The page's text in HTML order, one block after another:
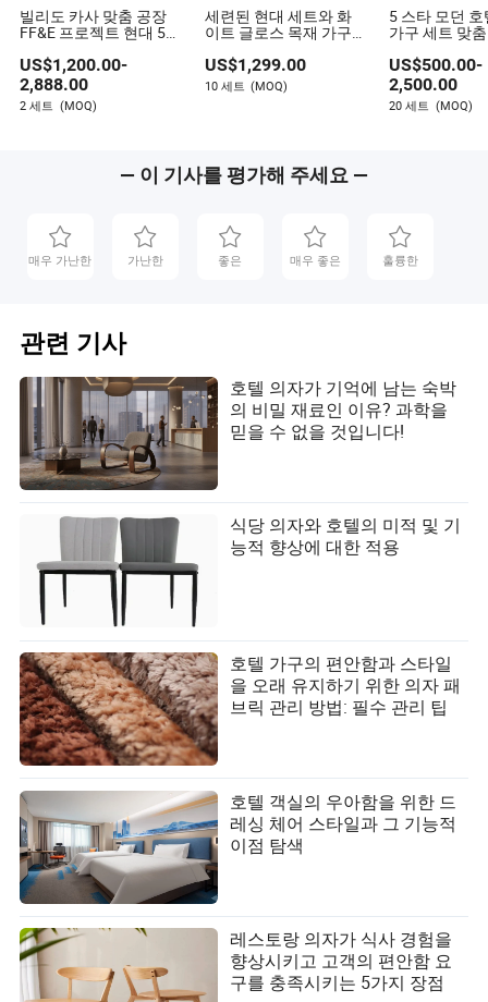
빌리도 카사 맞춤 공장
FF&E 프로젝트 현대 5
이디어 고급 인테리어
디자인 나무 침실 세트
가구 환대 리조트 빌라
아파트
US$1,200.00-
2,888.00
2 세트 (MOQ)
세련된 현대 세트와 화
이트 글로스 목재 가구
US$1,299.00
10 세트 (MOQ)
5 스타 모던
가구 세트 맞
구 포산 제조
US$500.00-
2,500.00
20 세트 (MOQ)
— 이 기사를 평가해 주세요 —
매우 가난한 가난한 좋은 매우 좋은 훌륭한
관련 기사
호텔 의자가 기억에 남는 숙박
의 비밀 재료인 이유? 과학을
믿을 수 없을 것입니다!
식당 의자와 호텔의 미적 및 기
능적 향상에 대한 적용
호텔 가구의 편안함과 스타일
을 오래 유지하기 위한 의자 패
브릭 관리 방법: 필수 관리 팁
호텔 객실의 우아함을 위한 드
레싱 체어 스타일과 그 기능적
이점 탐색
레스토랑 의자가 식사 경험을
향상시키고 고객의 편안함 요
구를 충족시키는 5가지 장점